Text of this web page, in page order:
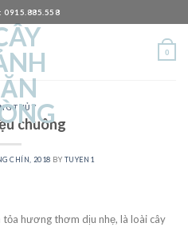
0915.885.558
0
THỦY
chuông
CHÍN, 2018 BY TUYEN1
hương thơm dịu nhẹ, là loài cây